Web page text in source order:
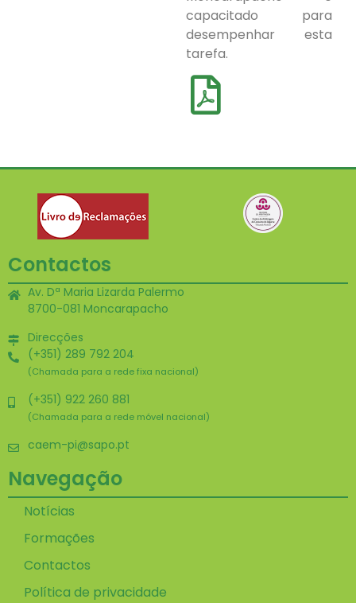
capacitado para
desempenhar esta
tarefa.
Contactos
Av. Dª Maria Lizarda Palermo
8700-081 Moncarapacho
Direcções
(+351) 289 792 204
(Chamada para a rede fixa nacional)
(+351) 922 260 881
(Chamada para a rede móvel nacional)
caem-pi@sapo.pt
Navegação
Notícias
Formações
Contactos
Política de privacidade